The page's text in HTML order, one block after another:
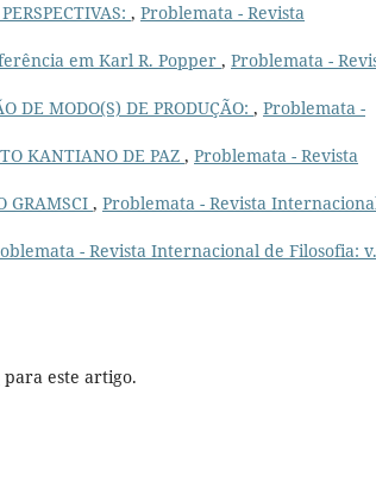
, Problemata - Revista
em Karl R. Popper , Problemata -
DE MODO(S) DE PRODUÇÃO: , Problemata -
KANTIANO DE PAZ , Problemata - Revista
GRAMSCI , Problemata - Revista
- Revista Internacional de Filosofia:
para este artigo.